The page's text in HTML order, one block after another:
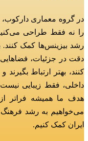
را نه فقط طراحی
رشد بیزینس‌ها کمک کنند.
دقت در جزئیات،
کنند، بهتر ارتباط بگیرند
داخلی، فقط زیبایی
هدف ما همیشه فراتر
می‌خواهیم به رشد فرهنگ
ایران کمک کنیم.